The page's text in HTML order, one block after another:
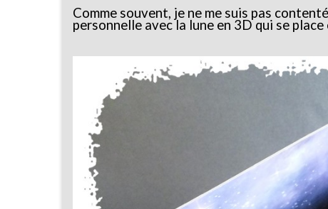
Comme souvent, je ne me suis pas
personnelle avec la lune en 3D qui se